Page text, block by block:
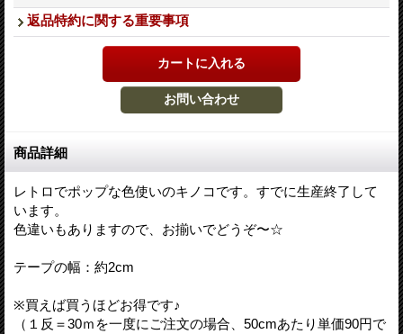
返品特約に関する重要事項
商品詳細
レトロでポップな色使いのキノコです。すでに生産終了して
います。
色違いもありますので、お揃いでどうぞ〜☆
テープの幅：約2cm
※買えば買うほどお得です♪
（１反＝30ｍを一度にご注文の場合、50cmあたり単価90円で